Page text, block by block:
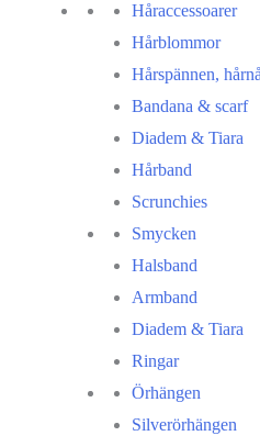
Håraccessoarer
Hårblommor
Hårspännen,
Bandana & scarf
Diadem & Tiara
Hårband
Scrunchies
Smycken
Halsband
Armband
Diadem & Tiara
Ringar
Örhängen
Silverörhängen